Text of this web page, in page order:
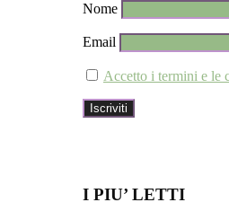
Nome
Email
Accetto i termini e le
I PIU’ LETTI